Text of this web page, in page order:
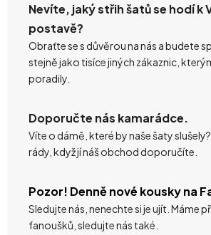
Nevíte, jaký střih šatů se hodí k
postavě?
Obraťte se s důvěrou na nás a budete
stejně jako tisíce jiných zákaznic,
poradily.
Doporučte nás kamarádce.
Víte o dámě, které by naše šaty
rády, když jí náš obchod doporučíte.
Pozor! Denně nové kousky na
Sledujte nás, nenechte si je ujít. Máme
fanoušků, sledujte nás také.